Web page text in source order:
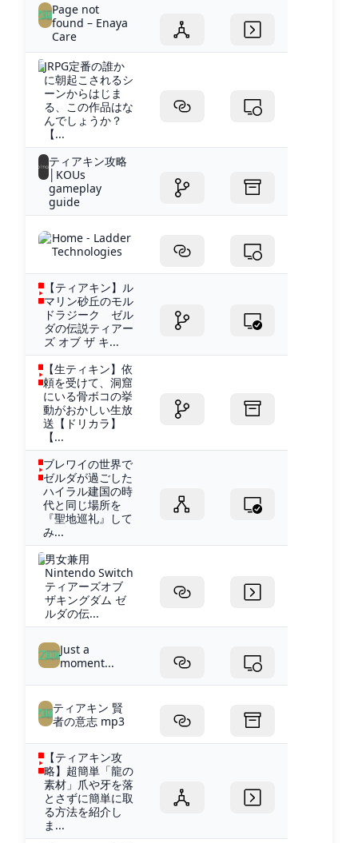
Page not
found – Enaya
Care
JRPG定番の誰か
に朝起こされるシ
ーンからはじま
る、この作品はな
んでしょうか？
【...
ティアキン攻略
│KOUs
gameplay
guide
Home - Ladder
Technologies
【ティアキン】ル
マリン砂丘のモル
ドラジーク ゼル
ダの伝説ティアー
ズ オブ ザ キ...
【生ティキン】依
頼を受けて、洞窟
にいる骨ボコの挙
動がおかしい生放
送【ドリカラ】
【...
ブレワイの世界で
ゼルダが過ごした
ハイラル建国の時
代と同じ場所を
『聖地巡礼』して
み...
男女兼用
Nintendo Switch
ティアーズオブ
ザキングダム ゼ
ルダの伝...
Just a
moment...
ティアキン 賢
者の意志 mp3
【ティアキン攻
略】超簡単「龍の
素材」爪や牙を落
とさずに簡単に取
る方法を紹介し
ま...